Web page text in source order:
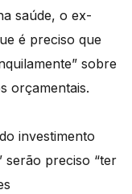
saúde, o ex-
é preciso que
sobre
orçamentais.
investimento
serão preciso “ter